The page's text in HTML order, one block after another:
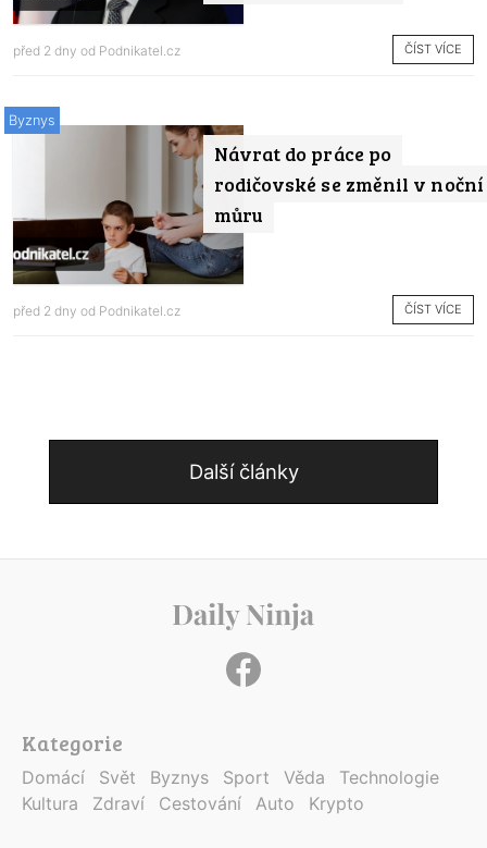
před 2 dny od Podnikatel.cz ČÍST VÍCE
Návrat do práce po
rodičovské se změnil v noční
můru
Byznys
před 2 dny od Podnikatel.cz ČÍST VÍCE
Další články
Kategorie
Domácí Svět Byznys Sport Věda
Technologie
Kultura
Zdraví Cestování Auto Krypto